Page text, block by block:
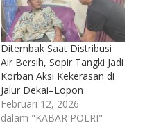
Ditembak Saat Distribusi
Air Bersih, Sopir Tangki Jadi
Korban Aksi Kekerasan di
Jalur Dekai–Lopon
Februari 12, 2026
dalam "KABAR POLRI"